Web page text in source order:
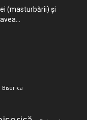
(masturbării) şi
Biserica